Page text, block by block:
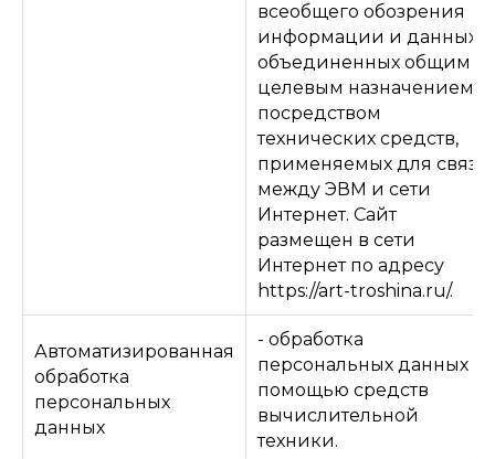
всеобщего обозрения
информации и данных,
объединенных общим
целевым назначением,
посредством
технических средств,
применяемых для связи
между ЭВМ и сети
Интернет. Сайт
размещен в сети
Интернет по адресу
https://art-troshina.ru/.
Автоматизированная
обработка
персональных
данных
- обработка
персональных данных с
помощью средств
вычислительной
техники.